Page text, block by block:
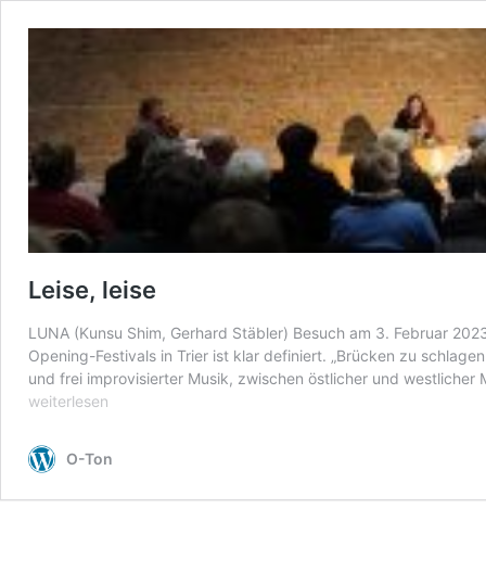
Leise, leise
LUNA (Kunsu Shim, Gerhard Stäbler) Besuch am 3. Februar
Opening-Festivals in Trier ist klar definiert. „Brücken zu
und frei improvisierter Musik, zwischen östlicher und
weiterlesen
O-Ton